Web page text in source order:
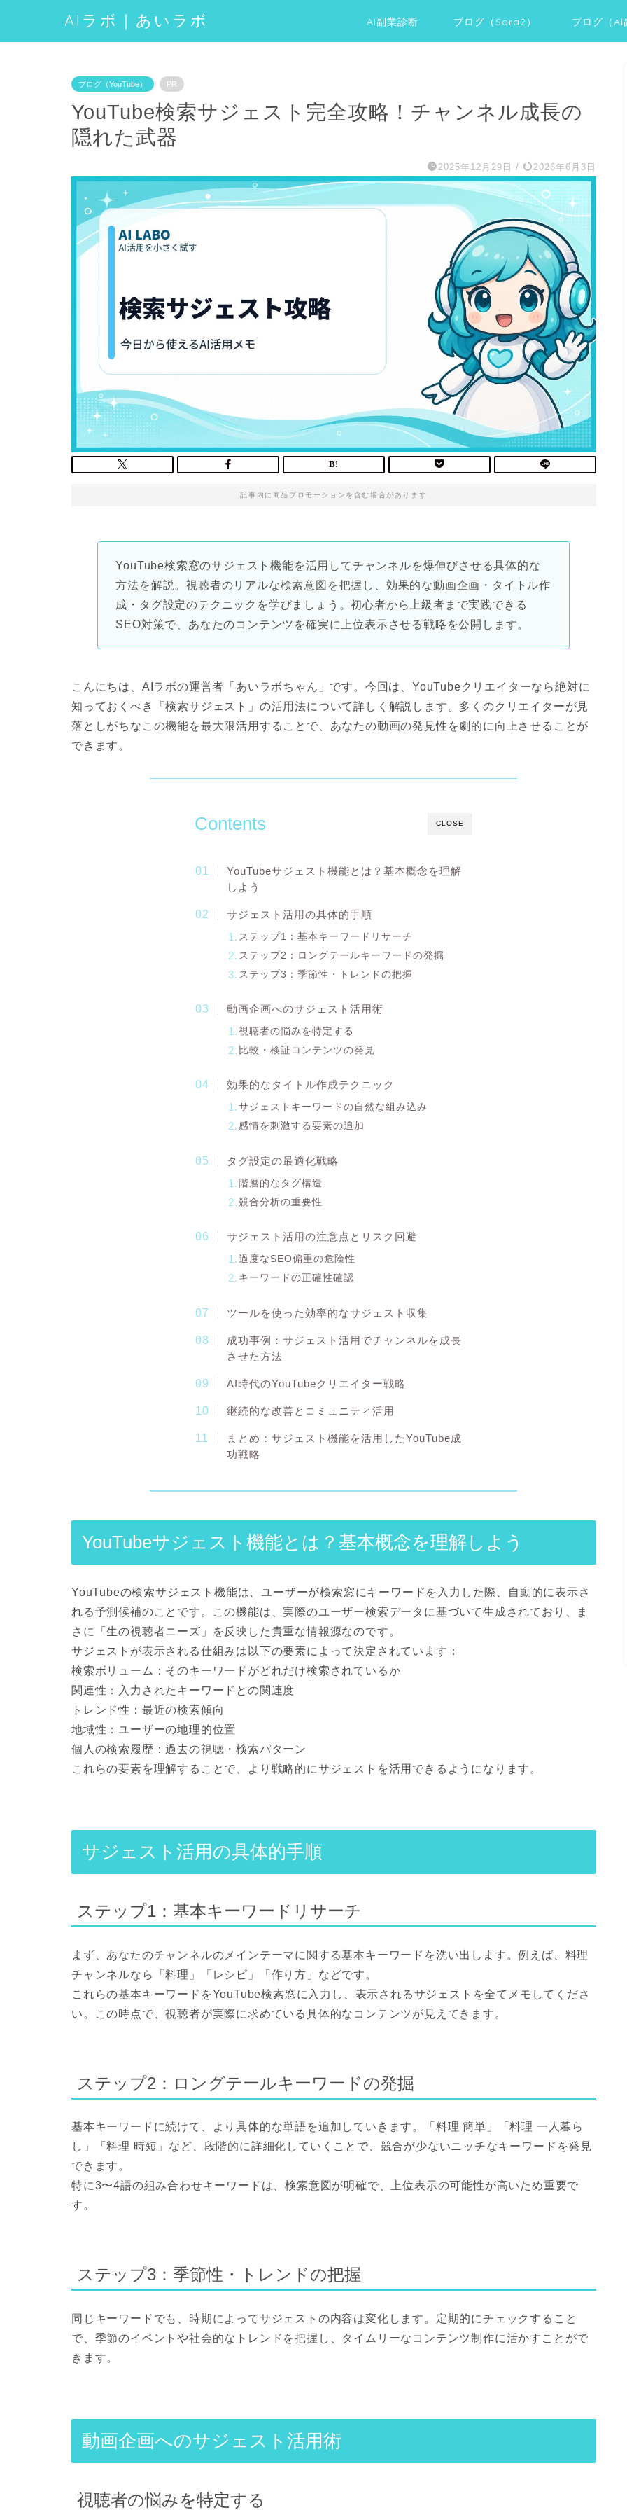
AIラボ｜あいラボ AI副業診断 ブログ（Sora2） ブログ（AI
ブログ（YouTube） PR
YouTube検索サジェスト完全攻略！チャンネル成長の
隠れた武器
2025年12月29日 / 2026年6月3日
記事内に商品プロモーションを含む場合があります
YouTube検索窓のサジェスト機能を活用してチャンネルを爆伸びさせる具体的な
方法を解説。視聴者のリアルな検索意図を把握し、効果的な動画企画・タイトル作
成・タグ設定のテクニックを学びましょう。初心者から上級者まで実践できる
SEO対策で、あなたのコンテンツを確実に上位表示させる戦略を公開します。
こんにちは、AIラボの運営者「あいラボちゃん」です。今回は、YouTubeクリエイターなら絶対に
知っておくべき「検索サジェスト」の活用法について詳しく解説します。多くのクリエイターが見
落としがちなこの機能を最大限活用することで、あなたの動画の発見性を劇的に向上させることが
できます。
CLOSE
Contents
YouTubeサジェスト機能とは？基本概念を理解
しよう
サジェスト活用の具体的手順
ステップ1：基本キーワードリサーチ
ステップ2：ロングテールキーワードの発掘
ステップ3：季節性・トレンドの把握
動画企画へのサジェスト活用術
視聴者の悩みを特定する
比較・検証コンテンツの発見
効果的なタイトル作成テクニック
サジェストキーワードの自然な組み込み
感情を刺激する要素の追加
タグ設定の最適化戦略
階層的なタグ構造
競合分析の重要性
サジェスト活用の注意点とリスク回避
過度なSEO偏重の危険性
キーワードの正確性確認
ツールを使った効率的なサジェスト収集
成功事例：サジェスト活用でチャンネルを成長
させた方法
AI時代のYouTubeクリエイター戦略
継続的な改善とコミュニティ活用
まとめ：サジェスト機能を活用したYouTube成
功戦略
YouTubeサジェスト機能とは？基本概念を理解しよう
YouTubeの検索サジェスト機能は、ユーザーが検索窓にキーワードを入力した際、自動的に表示さ
れる予測候補のことです。この機能は、実際のユーザー検索データに基づいて生成されており、ま
さに「生の視聴者ニーズ」を反映した貴重な情報源なのです。
サジェストが表示される仕組みは以下の要素によって決定されています：
検索ボリューム ：そのキーワードがどれだけ検索されているか
関連性 ：入力されたキーワードとの関連度
トレンド性 ：最近の検索傾向
地域性 ：ユーザーの地理的位置
個人の検索履歴 ：過去の視聴・検索パターン
これらの要素を理解することで、より戦略的にサジェストを活用できるようになります。
サジェスト活用の具体的手順
ステップ1：基本キーワードリサーチ
まず、あなたのチャンネルのメインテーマに関する基本キーワードを洗い出します。例えば、料理
チャンネルなら「料理」「レシピ」「作り方」などです。
これらの基本キーワードをYouTube検索窓に入力し、表示されるサジェストを全てメモしてくださ
い。この時点で、視聴者が実際に求めている具体的なコンテンツが見えてきます。
ステップ2：ロングテールキーワードの発掘
基本キーワードに続けて、より具体的な単語を追加していきます。「料理 簡単」「料理 一人暮ら
し」「料理 時短」など、段階的に詳細化していくことで、競合が少ないニッチなキーワードを発見
できます。
特に3〜4語の組み合わせキーワードは、検索意図が明確で、上位表示の可能性が高いため重要で
す。
ステップ3：季節性・トレンドの把握
同じキーワードでも、時期によってサジェストの内容は変化します。定期的にチェックすること
で、季節のイベントや社会的なトレンドを把握し、タイムリーなコンテンツ制作に活かすことがで
きます。
動画企画へのサジェスト活用術
視聴者の悩みを特定する